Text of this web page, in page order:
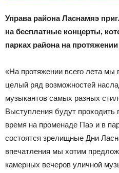
Управа района Ласнамяэ
на бесплатные концерты,
парках района на протяжении
«На протяжении всего лета
целый ряд возможностей
музыкантов самых разных
Выступления будут проходить
время на променаде Паэ и в
состоятся зрелищные Дни
впечатления мы хотим
камерных вечеров уличной